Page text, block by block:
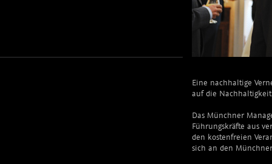
Eine nachhaltige
auf die
Das Münchner
Führungskräfte aus
den kostenfreien
sich an den